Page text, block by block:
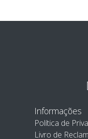
Informações
Política de
Livro de